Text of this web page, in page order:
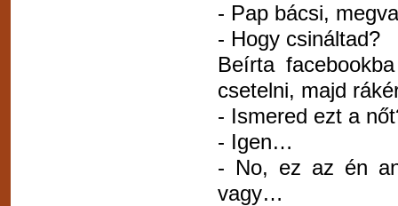
- Pap bácsi,
- Hogy csináltad?
Beírta
csetelni, majd
- Ismered ezt a
- Igen…
- No, ez az én
vagy…